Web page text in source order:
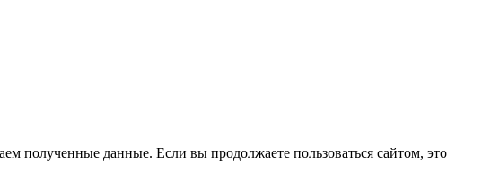
полученные данные. Если вы продолжаете пользоваться сайтом, это